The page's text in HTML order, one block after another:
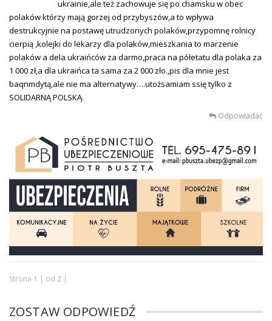
ukrainie,ale też zachowuje się po chamsku w obec
polaków którzy mają gorzej od przybyszów,a to wpływa
destrukcyjnie na postawę utrudzonych polaków,przypomnę rolnicy
cierpią ,kolejki do lekarzy dla polaków,mieszkania to marzenie
polaków a dela ukraińców za darmo,praca na półetatu dla polaka za
1 000 zł,a dla ukraińca ta sama za 2 000 zło.,pis dla mnie jest
baqnmdytą,ale nie ma alternatywy….utożsamiam ssię tylko z
SOLIDARNĄ POLSKĄ.
Odpowiadać
Strona 1 | od 2 |
ZOSTAW ODPOWIEDŹ